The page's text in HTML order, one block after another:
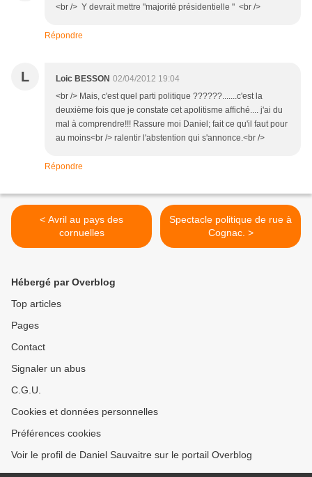
<br /> Y devrait mettre "majorité présidentielle " <br />
Répondre
L Loic BESSON 02/04/2012 19:04
<br /> Mais, c'est quel parti politique ??????.......c'est la
deuxième fois que je constate cet apolitisme affiché.... j'ai du
mal à comprendre!!! Rassure moi Daniel; fait ce qu'il faut pour
au moins<br /> ralentir l'abstention qui s'annonce.<br />
Répondre
< Avril au pays des
cornuelles
Spectacle politique de rue à
Cognac. >
Hébergé par Overblog
Top articles
Pages
Contact
Signaler un abus
C.G.U.
Cookies et données personnelles
Préférences cookies
Voir le profil de Daniel Sauvaitre sur le portail Overblog